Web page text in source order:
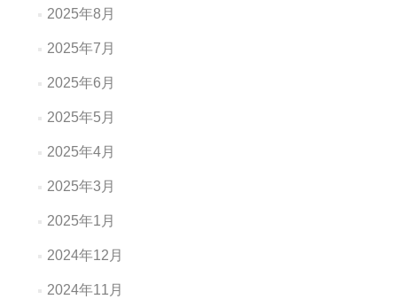
2025年8月
2025年7月
2025年6月
2025年5月
2025年4月
2025年3月
2025年1月
2024年12月
2024年11月